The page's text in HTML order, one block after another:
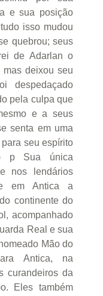
e sua posição
isso mudou
quebrou; seus
de Adarlan o
deixou seu
despedaçado
pela culpa que
e a seus
senta em uma
seu espírito
p p Sua única
nos lendários
em Antica a
continente do
acompanhado
Real e sua
Mão do
Antica, na
curandeiros da
Eles também